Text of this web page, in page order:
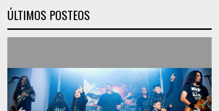
ÚLTIMOS POSTEOS